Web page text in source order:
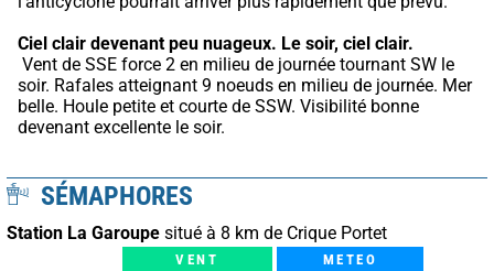
Ciel clair devenant peu nuageux. Le soir, ciel clair.
soir. Rafales atteignant 9 noeuds en milieu de journée. Mer
belle. Houle petite et courte de SSW. Visibilité bonne
devenant excellente le soir.
SÉMAPHORES
Station La Garoupe situé à 8 km de Crique Portet
VENT METEO